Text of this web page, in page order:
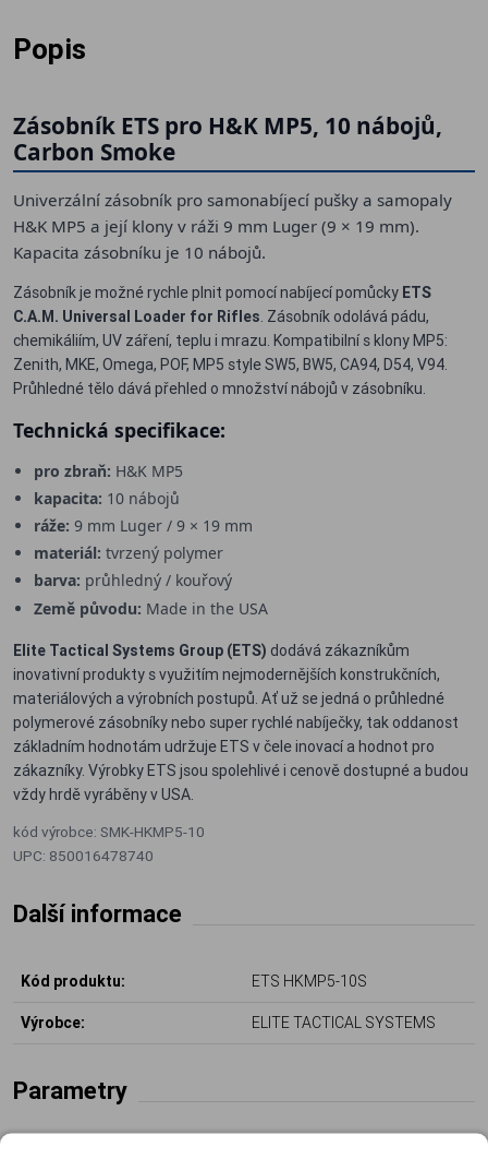
Popis
Zásobník ETS pro H&K MP5, 10 nábojů,
Carbon Smoke
Univerzální zásobník pro samonabíjecí pušky a samopaly
H&K MP5 a její klony v ráži 9 mm Luger (9 × 19 mm).
Kapacita zásobníku je 10 nábojů.
Zásobník je možné rychle plnit pomocí nabíjecí pomůcky ETS
C.A.M. Universal Loader for Rifles. Zásobník odolává pádu,
chemikáliím, UV záření, teplu i mrazu. Kompatibilní s klony MP5:
Zenith, MKE, Omega, POF, MP5 style SW5, BW5, CA94, D54, V94.
Průhledné tělo dává přehled o množství nábojů v zásobníku.
Technická specifikace:
pro zbraň: H&K MP5
kapacita: 10 nábojů
ráže: 9 mm Luger / 9 × 19 mm
materiál: tvrzený polymer
barva: průhledný / kouřový
Země původu: Made in the USA
Elite Tactical Systems Group (ETS) dodává zákazníkům
inovativní produkty s využitím nejmodernějších konstrukčních,
materiálových a výrobních postupů. Ať už se jedná o průhledné
polymerové zásobníky nebo super rychlé nabíječky, tak oddanost
základním hodnotám udržuje ETS v čele inovací a hodnot pro
zákazníky. Výrobky ETS jsou spolehlivé i cenově dostupné a budou
vždy hrdě vyráběny v USA.
kód výrobce: SMK-HKMP5-10
UPC: 850016478740
Další informace
Kód produktu: ETS HKMP5-10S
Výrobce: ELITE TACTICAL SYSTEMS
Parametry